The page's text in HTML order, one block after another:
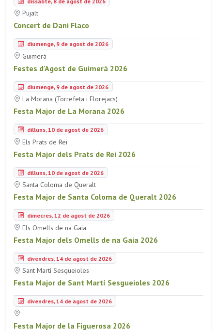
Pujalt
Concert de Dani Flaco
diumenge, 9 de agost de 2026
Guimerà
Festes d'Agost de Guimerà 2026
diumenge, 9 de agost de 2026
La Morana (Torrefeta i Florejacs)
Festa Major de La Morana 2026
dilluns, 10 de agost de 2026
Els Prats de Rei
Festa Major dels Prats de Rei 2026
dilluns, 10 de agost de 2026
Santa Coloma de Queralt
Festa Major de Santa Coloma de Queralt 2026
dimecres, 12 de agost de 2026
Els Omells de na Gaia
Festa Major dels Omells de na Gaia 2026
divendres, 14 de agost de 2026
Sant Martí Sesgueioles
Festa Major de Sant Martí Sesgueioles 2026
divendres, 14 de agost de 2026
Festa Major de la Figuerosa 2026